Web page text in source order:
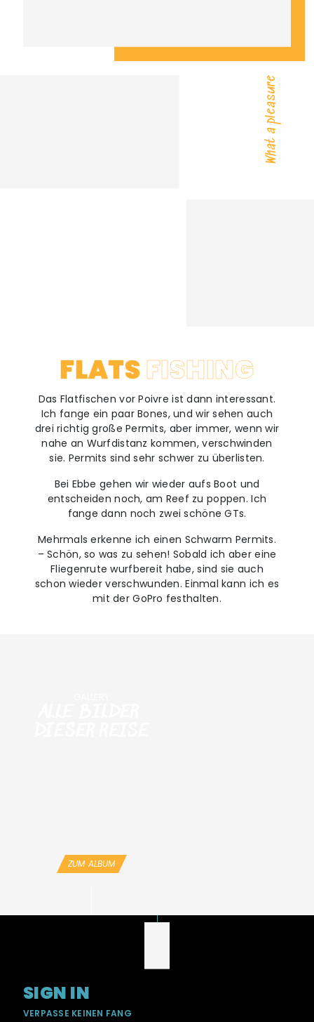
What a pleasure
FLATSFISHING
Das Flatfischen vor Poivre ist dann interessant.
Ich fange ein paar Bones, und wir sehen auch
drei richtig große Permits, aber immer, wenn wir
nahe an Wurfdistanz kommen, verschwinden
sie. Permits sind sehr schwer zu überlisten.
Bei Ebbe gehen wir wieder aufs Boot und
entscheiden noch, am Reef zu poppen. Ich
fange dann noch zwei schöne GTs.
Mehrmals erkenne ich einen Schwarm Permits.
– Schön, so was zu sehen! Sobald ich aber eine
Fliegenrute wurfbereit habe, sind sie auch
schon wieder verschwunden. Einmal kann ich es
mit der GoPro festhalten.
ZUM ALBUM
SIGN IN
VERPASSE KEINEN FANG